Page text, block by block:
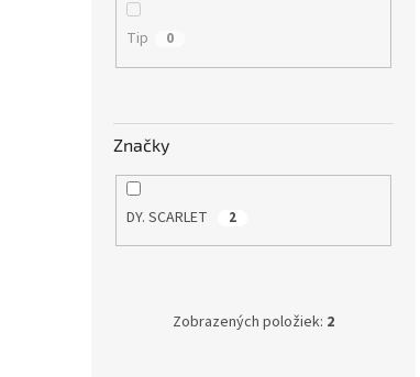
Tip 0
Značky
DY. SCARLET 2
Zobrazených položiek: 2